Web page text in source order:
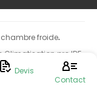
Devis
Contact
froide·
Climatisation pro IDF